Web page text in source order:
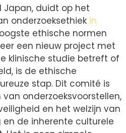
Japan, duidt op het
onderzoeksethiek in
ethische normen
een nieuw project met
klinische studie betreft of
is de ethische
stap. Dit comité is
onderzoeksvoorstellen,
en het welzijn van
en de inherente culturele